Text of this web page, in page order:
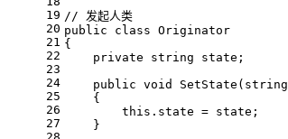
19
20
21
22
23
24
25
26
27
// 发起人类
public
class Originator
{
private
string state;
public void SetState ( string
    {
this .state = state;
    }